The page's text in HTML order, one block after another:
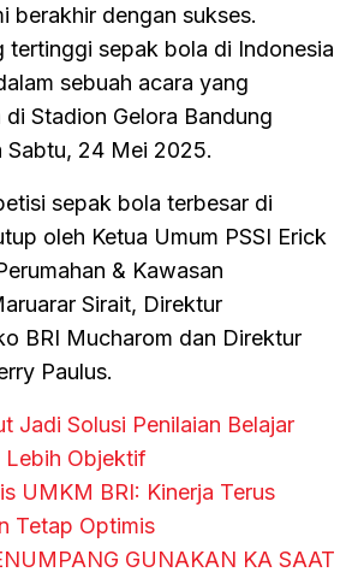
berakhir dengan sukses.
tertinggi sepak bola di Indonesia
sebuah acara yang
Stadion Gelora Bandung
Sabtu, 24 Mei 2025.
sepak bola terbesar di
oleh Ketua Umum PSSI Erick
& Kawasan
Sirait, Direktur
BRI Mucharom dan Direktur
Paulus.
Jadi Solusi Penilaian Belajar
Lebih Objektif
UMKM BRI: Kinerja Terus
Tetap Optimis
GUNAKAN KA SAAT